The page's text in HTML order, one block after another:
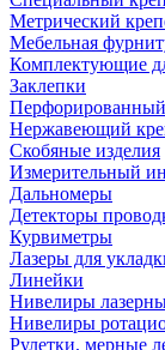
Метрический
Мебельная
Комплектующие
Заклепки
Нержавеющий
Скобяные изделия
Измерительный
Дальномеры
Детекторы
Курвиметры
Лазеры для
Линейки
Нивелиры
Нивелиры
Рулетки, мерные